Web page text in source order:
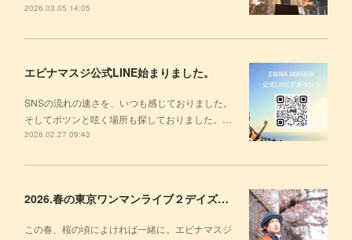
2026.03.05 14:05
エビナマスジ公式LINE始まりました。
SNSの流れの速さを、いつも感じておりました。
そしてポツンと呟く場所も探しておりました。…
2026.02.27 09:43
2026.春の東京ワンマンライブ２デイズ決定！
この春、桜の頃によければ一緒に。エビナマスジ